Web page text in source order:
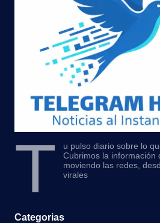
T
u pulso diario sobre lo
Cubrimos la información
moviendo las redes,
virales
Categorias